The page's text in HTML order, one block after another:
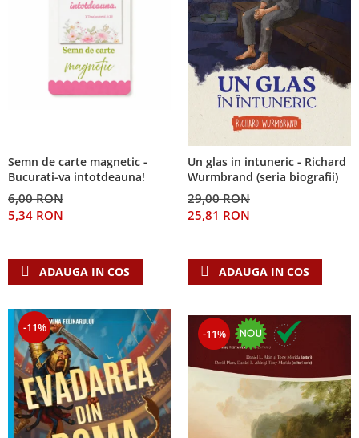
Semn de carte magnetic -
Bucurati-va intotdeauna!
6,00 RON
5,34 RON
ADAUGA IN COS
Un glas in intuneric - Richard
Wurmbrand (seria biografii)
29,00 RON
25,81 RON
ADAUGA IN COS
-11% -11%